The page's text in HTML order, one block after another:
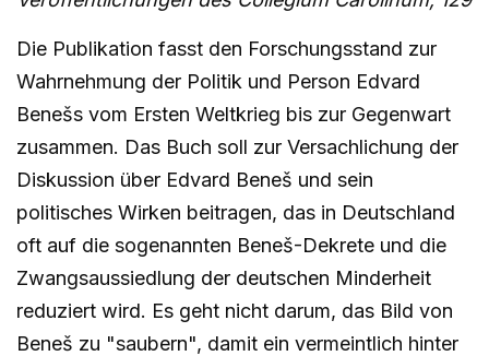
Die Publikation fasst den Forschungsstand zur
Wahrnehmung der Politik und Person Edvard
Benešs vom Ersten Weltkrieg bis zur Gegenwart
zusammen. Das Buch soll zur Versachlichung der
Diskussion über Edvard Beneš und sein
politisches Wirken beitragen, das in Deutschland
oft auf die sogenannten Beneš-Dekrete und die
Zwangsaussiedlung der deutschen Minderheit
reduziert wird. Es geht nicht darum, das Bild von
Beneš zu "saubern", damit ein vermeintlich hinter